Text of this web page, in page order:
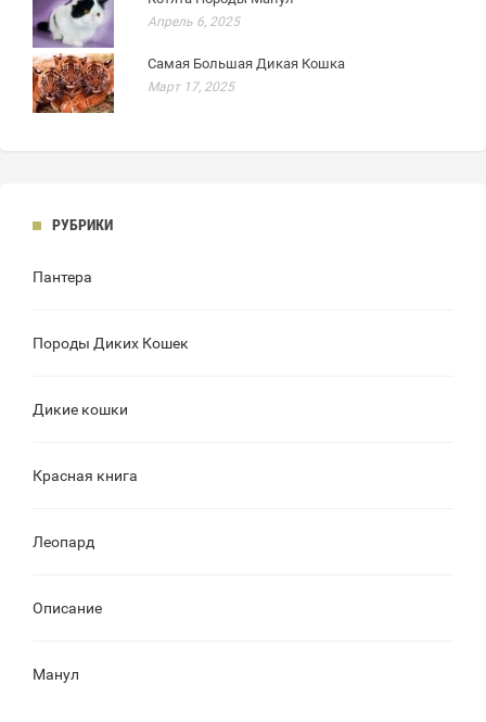
Апрель 6, 2025
Самая Большая Дикая Кошка
Март 17, 2025
РУБРИКИ
Пантера
Породы Диких Кошек
Дикие кошки
Красная книга
Леопард
Описание
Манул